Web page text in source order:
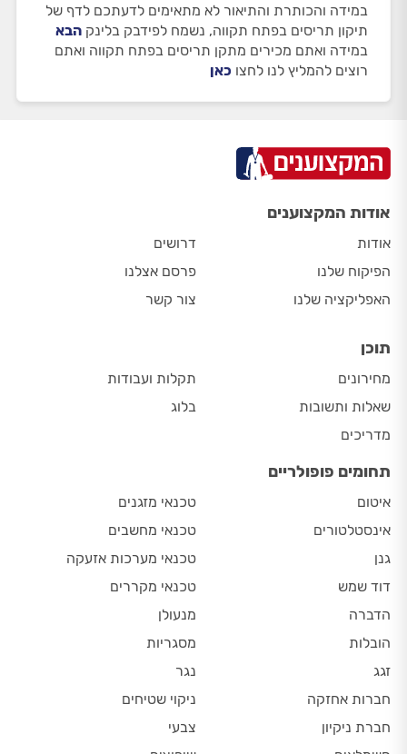
במידה והכותרת והתיאור לא מתאימים לדעתכם לדף של
תיקון תריסים בפתח תקווה, נשמח לפידבק בלינק הבא
במידה ואתם מכירים מתקן תריסים בפתח תקווה ואתם
רוצים להמליץ לנו לחצו כאן
אודות המקצוענים
אודות
הפיקוח שלנו
האפליקציה שלנו
דרושים
פרסם אצלנו
צור קשר
תוכן
מחירונים
שאלות ותשובות
מדריכים
תקלות ועבודות
בלוג
תחומים פופולריים
איטום
אינסטלטורים
גנן
דוד שמש
הדברה
הובלות
זגג
חברות אחזקה
חברת ניקיון
טכנאי מזגנים
טכנאי מחשבים
טכנאי מערכות אזעקה
טכנאי מקררים
מנעולן
מסגריות
נגר
ניקוי שטיחים
צבעי